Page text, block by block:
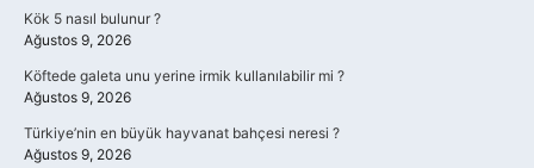
Kök 5 nasıl bulunur ?
Ağustos 9, 2026
Köftede galeta unu yerine irmik kullanılabilir mi ?
Ağustos 9, 2026
Türkiye’nin en büyük hayvanat bahçesi neresi ?
Ağustos 9, 2026